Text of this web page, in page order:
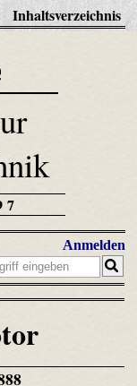
Inhaltsverzeichnis
Anmelden